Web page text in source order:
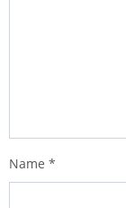
Name *